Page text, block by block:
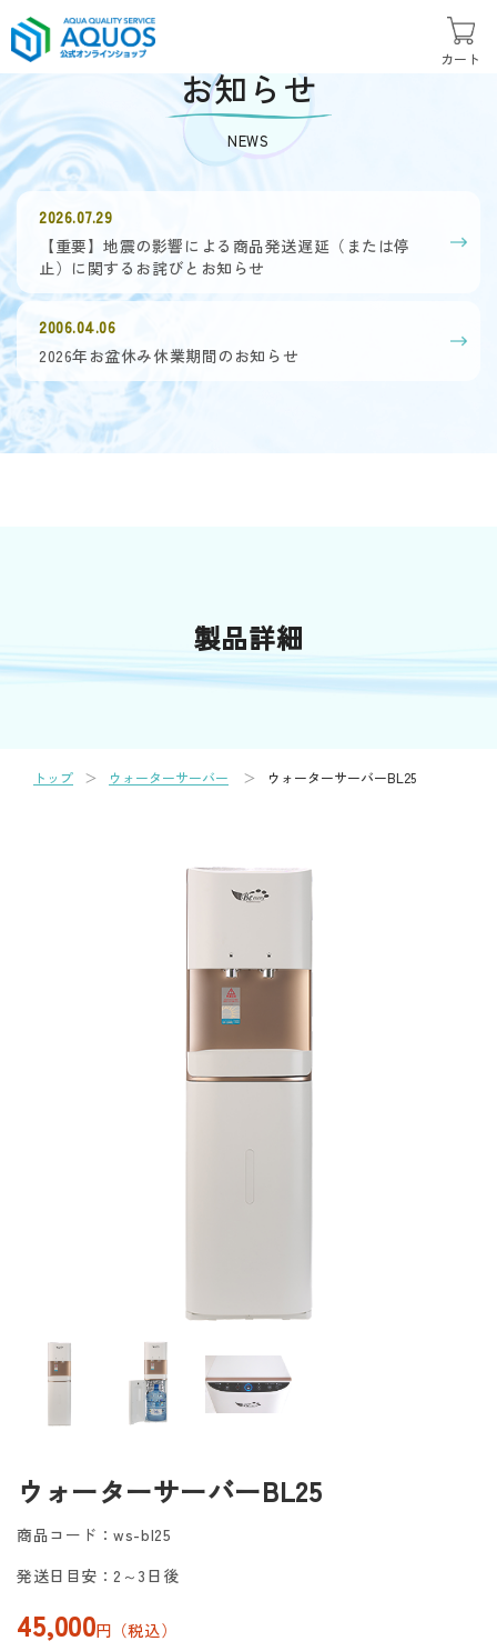
カート
お知らせ
NEWS
2026.07.29
【重要】地震の影響による商品発送遅延（または停
止）に関するお詫びとお知らせ
2006.04.06
2026年お盆休み休業期間のお知らせ
製品詳細
トップ ウォーターサーバー ウォーターサーバーBL25
ウォーターサーバーBL25
商品コード：ws-bl25
発送日目安：2～3日後
45,000円（税込）